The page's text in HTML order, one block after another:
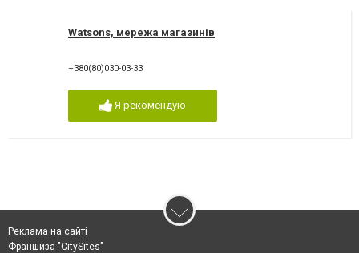
Watsons, мережа магазинів
+380(80)030-03-33
Я рекомендую
Реклама на сайті
Франшиза "CitySites"